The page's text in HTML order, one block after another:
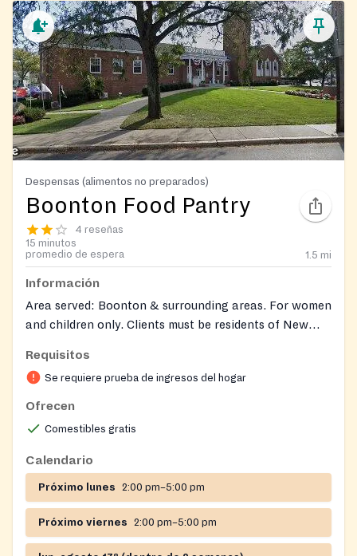
Despensas (alimentos no preparados)
Boonton Food Pantry
4 reseñas
15 minutos
promedio de espera
1.5 mi
Información
Area served: Boonton & surrounding areas. For women
and children only. Clients must be residents of New
and Construction Departments.
Requisitos
Se requiere prueba de ingresos del hogar
Ofrecen
Comestibles gratis
Calendario
Próximo lunes 2:00 pm–5:00 pm
Próximo viernes 2:00 pm–5:00 pm